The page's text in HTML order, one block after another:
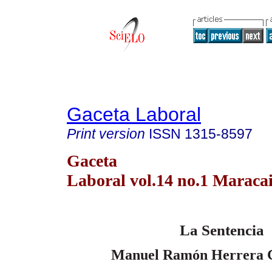
Gaceta Laboral
Print version ISSN 1315-8597
Gaceta
Laboral vol.14 no.1
La Sentencia
Manuel Ramón Herrera